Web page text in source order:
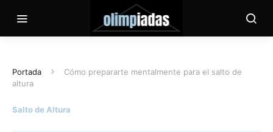
Portada
Cómo prepararte mentalmente para el salto de
altura
Salto de Altura